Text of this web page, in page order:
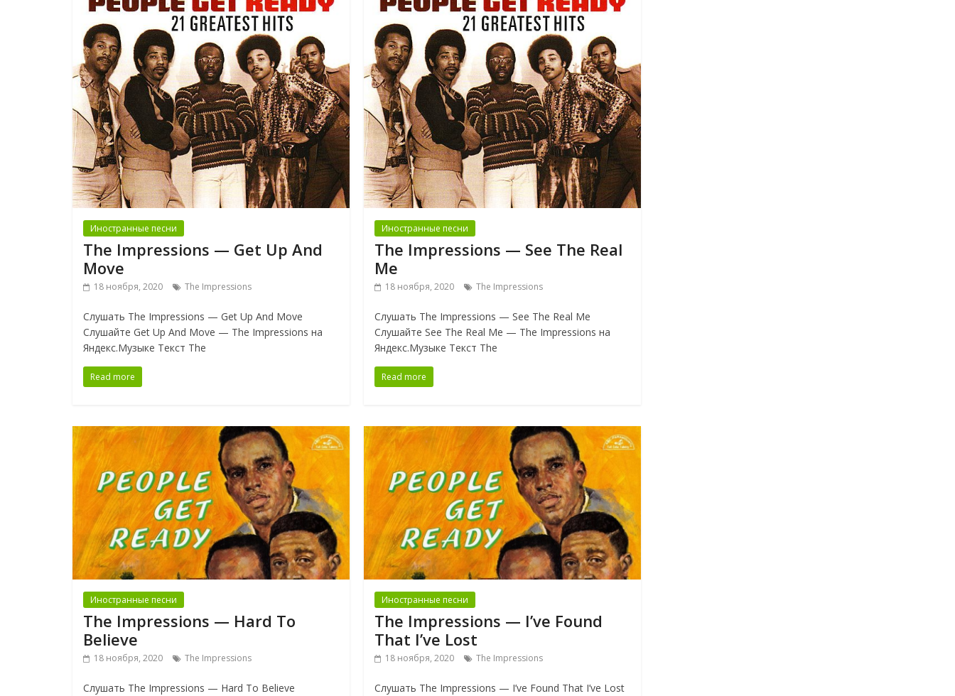
Иностранные песни
The Impressions — Get Up And
Move
18 ноября, 2020 The Impressions
Слушать The Impressions — Get Up And Move
Слушайте Get Up And Move — The Impressions на
Яндекс.Музыке Текст The
Read more
Иностранные песни
The Impressions — See The Real
Me
18 ноября, 2020 The Impressions
Слушать The Impressions — See The Real Me
Слушайте See The Real Me — The Impressions на
Яндекс.Музыке Текст The
Read more
Иностранные песни
The Impressions — Hard To
Believe
18 ноября, 2020 The Impressions
Слушать The Impressions — Hard To Believe
Иностранные песни
The Impressions — I’ve Found
That I’ve Lost
18 ноября, 2020 The Impressions
Слушать The Impressions — I’ve Found That I’ve Lost